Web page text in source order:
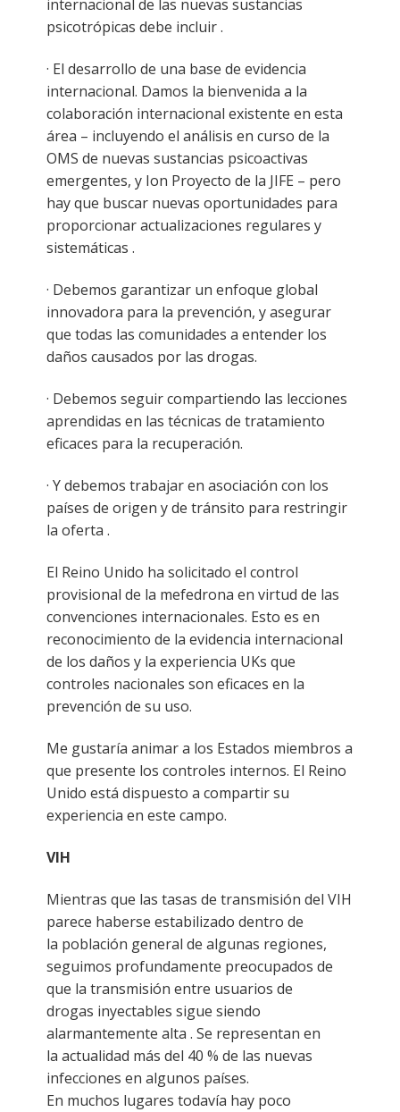
internacional de las nuevas sustancias
psicotrópicas debe incluir .
· El desarrollo de una base de evidencia
internacional. Damos la bienvenida a la
colaboración internacional existente en esta
área – incluyendo el análisis en curso de la
OMS de nuevas sustancias psicoactivas
emergentes, y Ion Proyecto de la JIFE – pero
hay que buscar nuevas oportunidades para
proporcionar actualizaciones regulares y
sistemáticas .
· Debemos garantizar un enfoque global
innovadora para la prevención, y asegurar
que todas las comunidades a entender los
daños causados ​​por las drogas.
· Debemos seguir compartiendo las lecciones
aprendidas en las técnicas de tratamiento
eficaces para la recuperación.
· Y debemos trabajar en asociación con los
países de origen y de tránsito para restringir
la oferta .
El Reino Unido ha solicitado el control
provisional de la mefedrona en virtud de las
convenciones internacionales. Esto es en
reconocimiento de la evidencia internacional
de los daños y la experiencia UKs que
controles nacionales son eficaces en la
prevención de su uso.
Me gustaría animar a los Estados miembros a
que presente los controles internos. El Reino
Unido está dispuesto a compartir su
experiencia en este campo.
VIH
Mientras que las tasas de transmisión del VIH
parece haberse estabilizado dentro de
la población general de algunas regiones,
seguimos profundamente preocupados de
que la transmisión entre usuarios de
drogas inyectables sigue siendo
alarmantemente alta . Se representan en
la actualidad más del 40 % de las nuevas
infecciones en algunos países.
En muchos lugares todavía hay poco